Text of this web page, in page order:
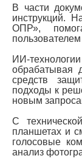
В части
инструкций.
ОПР»,
ИИ-
обрабатывая
средств
подходы к
новым
С
планшетах и
голосовые
анализ